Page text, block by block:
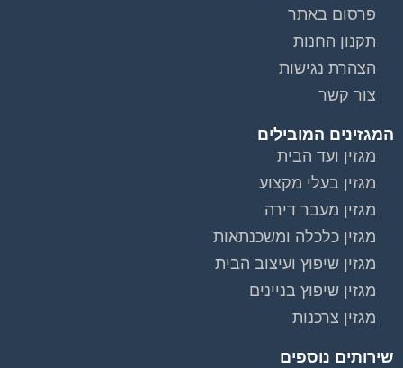
פרסום באתר
תקנון החנות
הצהרת נגישות
צור קשר
המגזינים המובילים
מגזין ועד הבית
מגזין בעלי מקצוע
מגזין מעבר דירה
מגזין כלכלה ומשכנתאות
מגזין שיפוץ ועיצוב הבית
מגזין שיפוץ בניינים
מגזין צרכנות
שירותים נוספים